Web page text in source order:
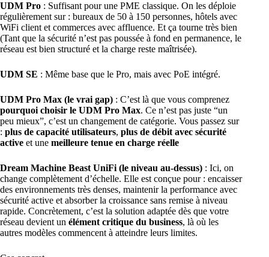
UDM Pro : Suffisant pour une PME classique. On les déploie
régulièrement sur : bureaux de 50 à 150 personnes, hôtels avec
WiFi client et commerces avec affluence. Et ça tourne très bien
(Tant que la sécurité n’est pas poussée à fond en permanence, le
réseau est bien structuré et la charge reste maîtrisée).
UDM SE : Même base que le Pro, mais avec PoE intégré.
UDM Pro Max (le vrai gap) : C’est là que vous comprenez
pourquoi choisir le UDM Pro Max. Ce n’est pas juste “un
peu mieux”, c’est un changement de catégorie. Vous passez sur
: plus de capacité utilisateurs, plus de débit avec sécurité
active et une meilleure tenue en charge réelle
Dream Machine Beast UniFi (le niveau au-dessus) : Ici, on
change complètement d’échelle. Elle est conçue pour : encaisser
des environnements très denses, maintenir la performance avec
sécurité active et absorber la croissance sans remise à niveau
rapide. Concrètement, c’est la solution adaptée dès que votre
réseau devient un élément critique du business, là où les
autres modèles commencent à atteindre leurs limites.